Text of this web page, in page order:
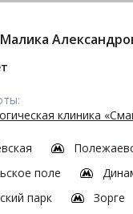
клиника
поле
парк
Зорге